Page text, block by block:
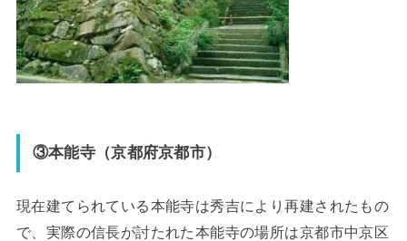
③本能寺（京都府京都市）
現在建てられている本能寺は秀吉により再建されたもの
で、実際の信長が討たれた本能寺の場所は京都市中京区